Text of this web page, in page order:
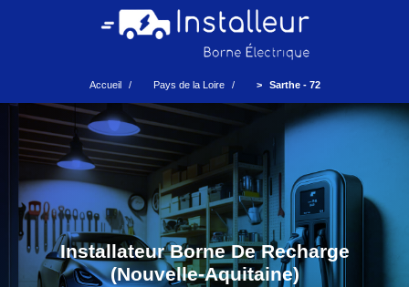
Accueil Pays de la Loire Sarthe - 72
Installateur Borne De Recharge
(Nouvelle-Aquitaine)